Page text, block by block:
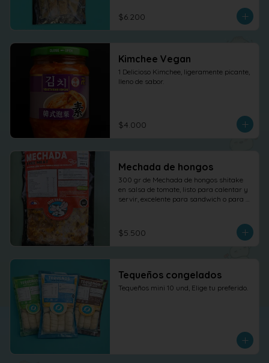
$6.200
Kimchee Vegan
1 Delicioso Kimchee, ligeramente picante,
lleno de sabor.
$4.000
Mechada de hongos
300 gr de Mechada de hongos shitake
en salsa de tomate, listo para calentar y
servir, excelente para sandwich o para
$5.500
Tequeños congelados
Tequeños mini 10 und, Elige tu preferido.